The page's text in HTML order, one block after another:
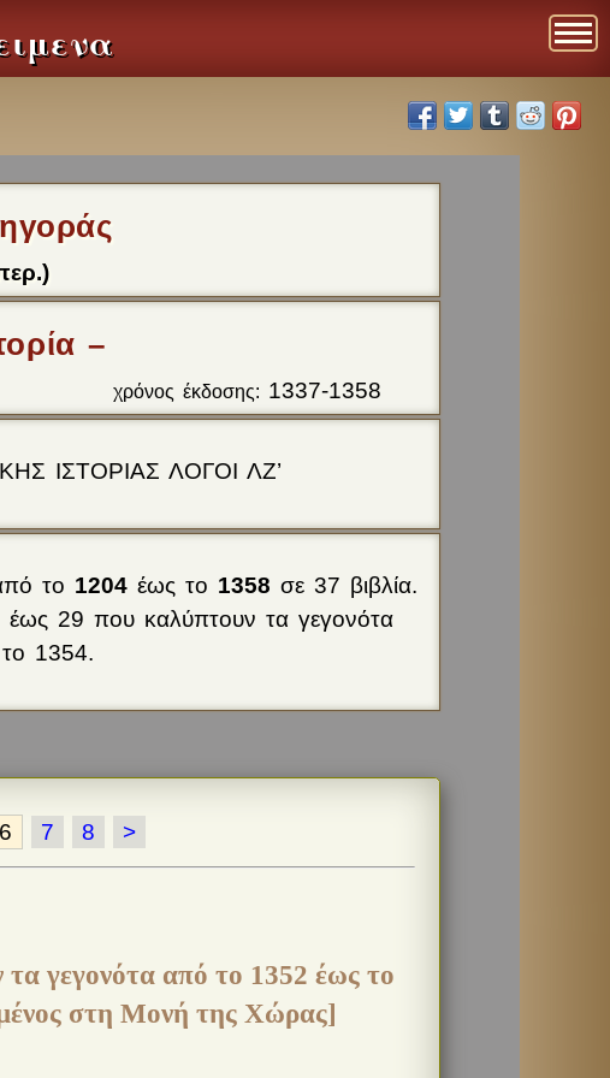
–
χρόνος έκδοσης: 1337-1358
ΙΣΤΟΡΙΑΣ ΛΟΓΟΙ ΛΖ’
το 1204έως το 1358 σε 37 βιβλία.
έως 29 που καλύπτουν τα γεγονότα
1354.
6 7 8 >
γεγονότα από το 1352 έως το
στη Μονή της Χώρας]